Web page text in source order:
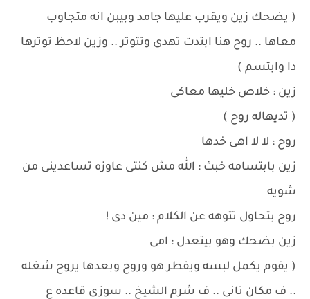
( يضحك زين ويقرب عليها جامد وبيبن انه متجاوب
معاها .. روح هنا ابتدت تهدى وتتوتر .. وزين لاحظ توترها
دا وابتسم )
زين : خلاص خليها معاكى
( تديهاله روح )
روح : لا لا اهى خدها
زين بابتسامه خبث : الله مش كنتى عاوزه تساعدينى من
شويه
روح بتحاول تتوهه عن الكلام : مين دى !
زين بضحك وهو بيتعدل : امى
( يقوم يكمل لبسه ويفطر هو وروح وبعدها يروح شغله
.. ف مكان تانى .. ف شرم الشيخ .. سوزى قاعده ع